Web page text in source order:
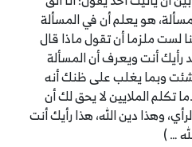
هو يعلم أن في المسألة
لست ملزما أن تقول ماذا قال
رأيك أنت ويعرف أن المسألة
وبما يغلب على ظنك أنه
تكلم الملايين لا يحق لك أن
وهذا دين الله، هذا رأيك أنت
… )